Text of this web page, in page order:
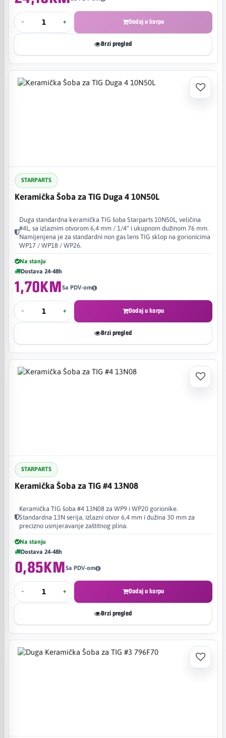
- + Dodaj u korpu
Brzi pregled
STARPARTS
Keramička Šoba za TIG Duga 4 10N50L
Duga standardna keramička TIG šoba Starparts 10N50L, veličina
#4L, sa izlaznim otvorom 6,4 mm / 1/4" i ukupnom dužinom 76 mm.
Namijenjena je za standardni non gas lens TIG sklop na gorionicima
WP17 / WP18 / WP26.
Na stanju
Dostava 24-48h
1,70KMSa PDV-om
- + Dodaj u korpu
Brzi pregled
STARPARTS
Keramička Šoba za TIG #4 13N08
Keramička TIG šoba #4 13N08 za WP9 i WP20 gorionike.
Standardna 13N serija, izlazni otvor 6,4 mm i dužina 30 mm za
precizno usmjeravanje zaštitnog plina.
Na stanju
Dostava 24-48h
0,85KMSa PDV-om
- + Dodaj u korpu
Brzi pregled